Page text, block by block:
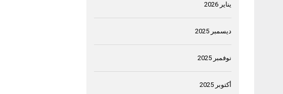
يناير 2026
ديسمبر 2025
نوفمبر 2025
أكتوبر 2025